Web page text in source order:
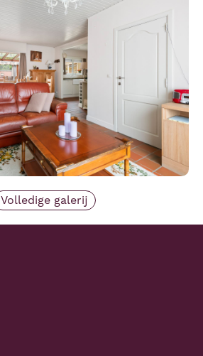
Volledige galerij